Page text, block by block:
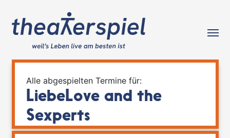
Alle abgespielten Termine für:
LiebeLove and the
Sexperts